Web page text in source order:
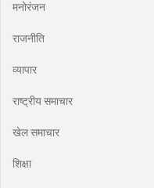
मनोरंजन
राजनीति
व्यापार
राष्ट्रीय समाचार
खेल समाचार
शिक्षा